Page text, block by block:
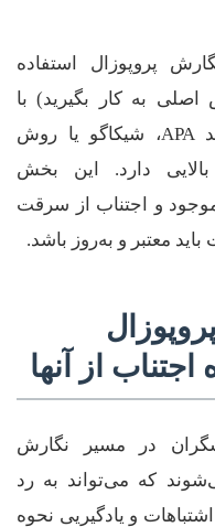
پروپوزال استفاده
به کار بگیرید) با
رعایت فرمت‌های استاندارد (مانند APA، شیکاگو یا روش
دارد. این بخش
و اجتناب از سرقت
معتبر و به‌روز باشد.
از آنها
در مسیر نگارش
که می‌تواند به رد
و یادگیریی نحوه